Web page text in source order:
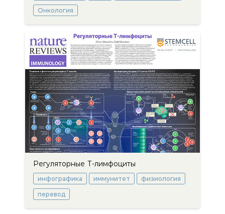
Онкология
Регуляторные Т-лимфоциты
инфографика иммунитет физиология
перевод